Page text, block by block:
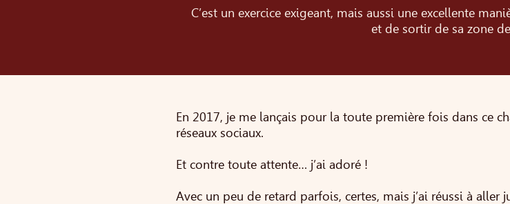
C’est un exercice exigeant, mais aussi une excellente
et de sortir de sa zone
En 2017, je me lançais pour la toute première fois dans ce
réseaux sociaux.
Et contre toute attente… j’ai adoré !
Avec un peu de retard parfois, certes, mais j’ai réussi à aller